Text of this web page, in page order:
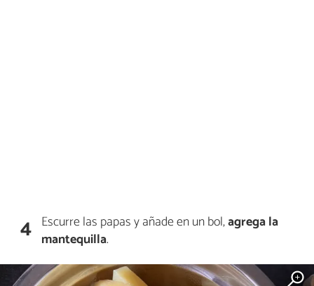
4 Escurre las papas y añade en un bol,agrega la
mantequilla.